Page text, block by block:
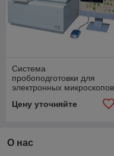
Система
пробоподготовки для
электронных микроскопов
Цену уточняйте
О нас